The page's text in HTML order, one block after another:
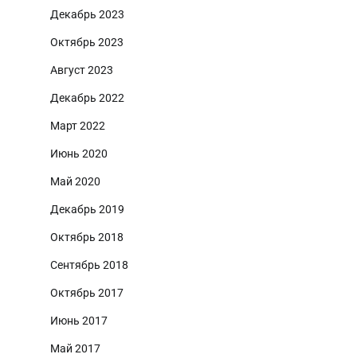
Декабрь 2023
Октябрь 2023
Август 2023
Декабрь 2022
Март 2022
Июнь 2020
Май 2020
Декабрь 2019
Октябрь 2018
Сентябрь 2018
Октябрь 2017
Июнь 2017
Май 2017